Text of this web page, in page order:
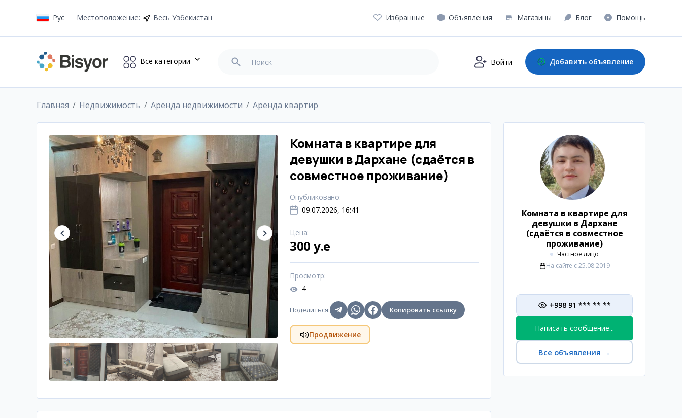
Рус Местоположение: Весь Узбекистан Избранные Объявления Магазины Блог Помощь
Все категории Войти Добавить объявление
Главная Недвижимость Аренда недвижимости Аренда квартир
Комната в квартире для
девушки в Дархане (сдаётся в
совместное проживание)
Опубликовано:
09.07.2026, 16:41
Цена:
300 y.e
Просмотр:
4
Поделиться: Копировать ссылку
Продвижение
Комната в квартире для
девушки в Дархане
(сдаётся в совместное
проживание)
Частное лицо
На сайте с 25.08.2019
+998 91 *** ** **
Написать сообщение...
Все объявления →